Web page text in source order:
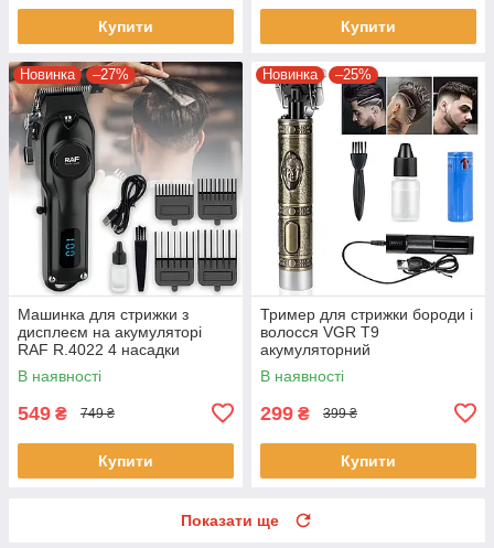
Купити Купити
Новинка –27%
Машинка для стрижки з
дисплеєм на акумуляторі
RAF R.4022 4 насадки
В наявності
549 ₴ 749 ₴
Купити
Новинка –25%
Тример для стрижки бороди і
волосся VGR T9
акумуляторний
В наявності
299 ₴ 399 ₴
Купити
Показати ще